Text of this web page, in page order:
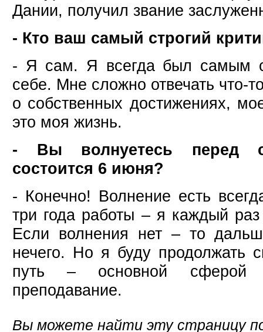
Дании, получил звание
- Кто ваш самый строгий
- Я сам. Я всегда был самым
себе. Мне сложно отвечать что-
о собственных достижениях,
это моя жизнь.
- Вы волнуетесь перед
состоится 6 июня?
- Конечно! Волнение есть
три года работы – я каждый
Если волнения нет – то
нечего. Но я буду продолжать
путь – основной сферой
преподавание.
Вы можете найти эту страницу